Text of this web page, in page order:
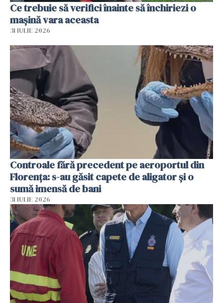
Ce trebuie să verifici înainte să închiriezi o
mașină vara aceasta
31 IULIE 2026
Controale fără precedent pe aeroportul din
Florența: s-au găsit capete de aligator și o
sumă imensă de bani
31 IULIE 2026